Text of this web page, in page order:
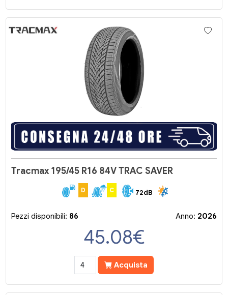
Tracmax 195/45 R16 84V TRAC SAVER
D C 72dB
Pezzi disponibili: 86 Anno: 2026
45.08€
Acquista